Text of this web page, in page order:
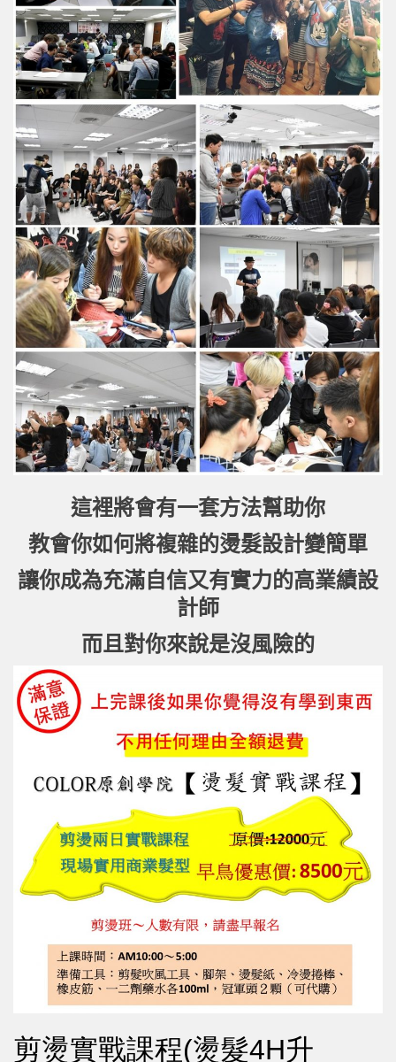
這裡將會有一套方法幫助你
教會你如何將複雜的燙髮設計變簡單
讓你成為充滿自信又有實力的高業績設
計師
而且對你來說是沒風險的